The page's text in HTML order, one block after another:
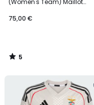
(Women's Team) Maillot
Team)
75,00 €
5
/